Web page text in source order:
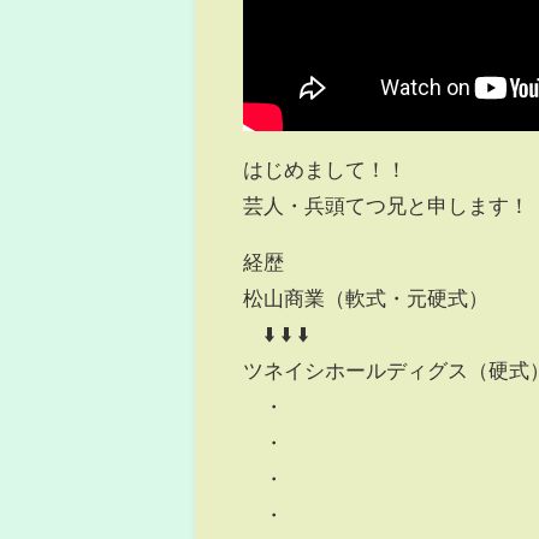
はじめまして！！
芸人・兵頭てつ兄と申します！
経歴
松山商業（軟式・元硬式）
⬇️ ⬇️ ⬇️
ツネイシホールディグス（硬式
・
・
・
・